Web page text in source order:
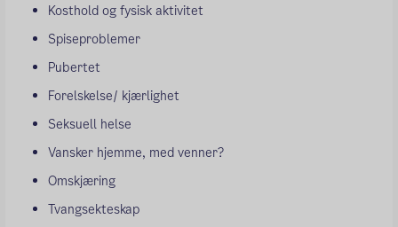
Kosthold og fysisk aktivitet
Spiseproblemer
Pubertet
Forelskelse/ kjærlighet
Seksuell helse
Vansker hjemme, med venner?
Omskjæring
Tvangsekteskap